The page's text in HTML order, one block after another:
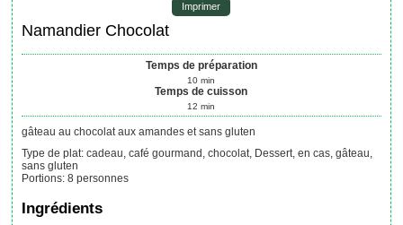
Imprimer
Namandier Chocolat
Temps de préparation
10 min
Temps de cuisson
12 min
gâteau au chocolat aux amandes et sans gluten
Type de plat: cadeau, café gourmand, chocolat, Dessert, en cas, gâteau,
sans gluten
Portions:8 personnes
Ingrédients